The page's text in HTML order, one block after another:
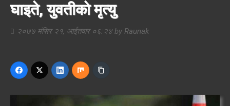
घाइते, युवतीको मृत्यु
२०७७ मंसिर २१, आईतवार ०६:२४ by Raunak